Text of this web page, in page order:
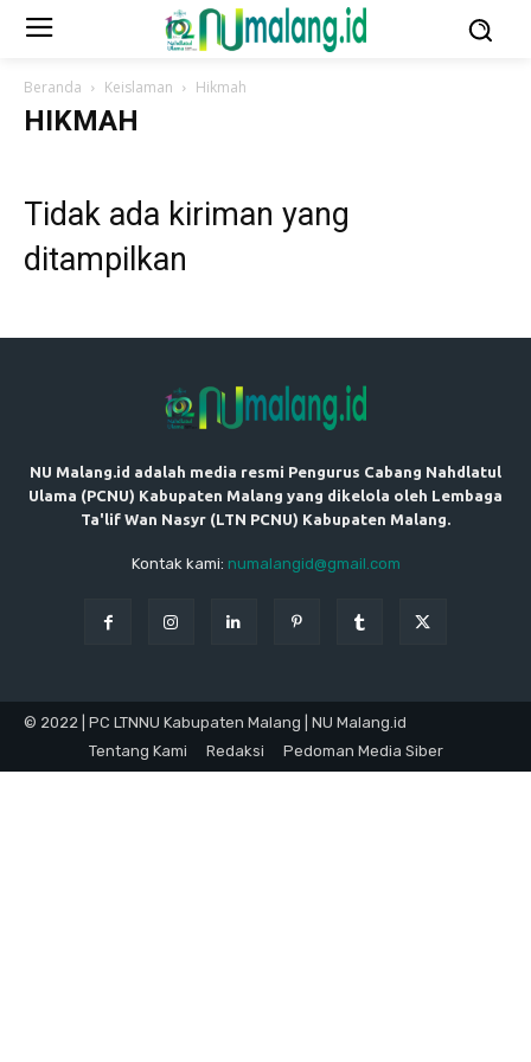
Beranda Keislaman Hikmah
HIKMAH
Tidak ada kiriman yang
ditampilkan
NU Malang.id adalah media resmi Pengurus Cabang Nahdlatul
Ulama (PCNU) Kabupaten Malang yang dikelola oleh Lembaga
Ta'lif Wan Nasyr (LTN PCNU) Kabupaten Malang.
Kontak kami: numalangid@gmail.com
© 2022 | PC LTNNU Kabupaten Malang | NU Malang.id
Tentang Kami
Redaksi Pedoman Media Siber